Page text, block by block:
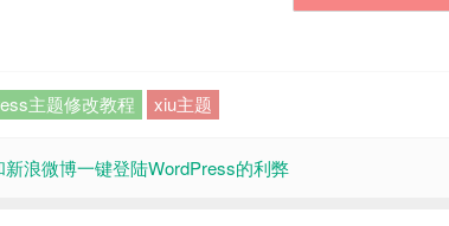
主题修改教程 xiu主题
浪微博一键登陆WordPress的利弊